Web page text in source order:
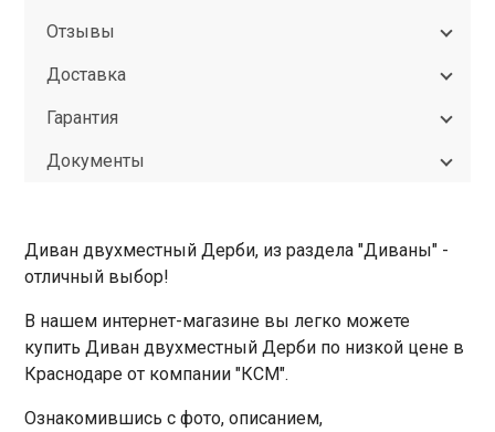
Отзывы
Доставка
Гарантия
Документы
Диван двухместный Дерби, из раздела "Диваны" -
отличный выбор!
В нашем интернет-магазине вы легко можете
купить Диван двухместный Дерби по низкой цене в
Краснодаре от компании "КСМ".
Ознакомившись с фото, описанием,